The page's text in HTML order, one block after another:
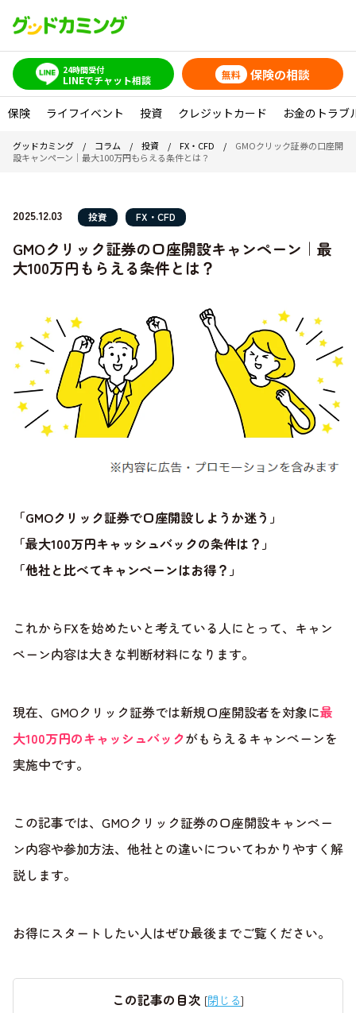
24時間受付
LINEでチャット相談 無料 保険の相談
保険 ライフイベント 投資 クレジットカード お金のトラブ
グッドカミング / コラム / 投資 / FX・CFD / GMOクリック証券の口座開
設キャンペーン｜最大100万円もらえる条件とは？
2025.12.03 投資 FX・CFD
GMOクリック証券の口座開設キャンペーン｜最
大100万円もらえる条件とは？
「GMOクリック証券で口座開設しようか迷う」
「最大100万円キャッシュバックの条件は？」
「他社と比べてキャンペーンはお得？」
これからFXを始めたいと考えている人にとって、キャン
ペーン内容は大きな判断材料になります。
現在、GMOクリック証券では新規口座開設者を対象に最
大100万円のキャッシュバックがもらえるキャンペーンを
実施中です。
この記事では、GMOクリック証券の口座開設キャンペー
ン内容や参加方法、他社との違いについてわかりやすく解
説します。
お得にスタートしたい人はぜひ最後までご覧ください。
この記事の目次 [閉じる]